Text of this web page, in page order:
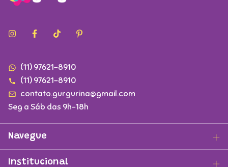
(11) 97621-8910
(11) 97621-8910
contato.gurgurina@gmail.com
Seg a Sáb das 9h-18h
Navegue
Institucional